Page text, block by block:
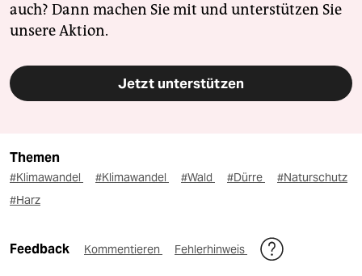
auch? Dann machen Sie mit und unterstützen Sie
unsere Aktion.
Jetzt unterstützen
Themen
#Klimawandel #Klimawandel #Wald #Dürre
#Naturschutz
#Harz
Feedback Kommentieren Fehlerhinweis